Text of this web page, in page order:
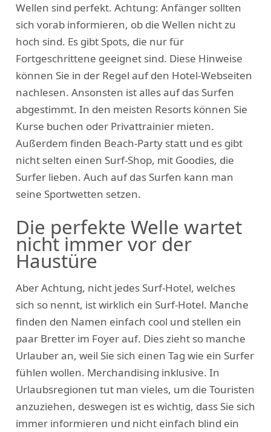
Wellen sind perfekt. Achtung: Anfänger sollten
sich vorab informieren, ob die Wellen nicht zu
hoch sind. Es gibt Spots, die nur für
Fortgeschrittene geeignet sind. Diese Hinweise
können Sie in der Regel auf den Hotel-Webseiten
nachlesen. Ansonsten ist alles auf das Surfen
abgestimmt. In den meisten Resorts können Sie
Kurse buchen oder Privattrainier mieten.
Außerdem finden Beach-Party statt und es gibt
nicht selten einen Surf-Shop, mit Goodies, die
Surfer lieben. Auch auf das Surfen kann man
seine Sportwetten setzen.
Die perfekte Welle wartet
nicht immer vor der
Haustüre
Aber Achtung, nicht jedes Surf-Hotel, welches
sich so nennt, ist wirklich ein Surf-Hotel. Manche
finden den Namen einfach cool und stellen ein
paar Bretter im Foyer auf. Dies zieht so manche
Urlauber an, weil Sie sich einen Tag wie ein Surfer
fühlen wollen. Merchandising inklusive. In
Urlaubsregionen tut man vieles, um die Touristen
anzuziehen, deswegen ist es wichtig, dass Sie sich
immer informieren und nicht einfach blind ein